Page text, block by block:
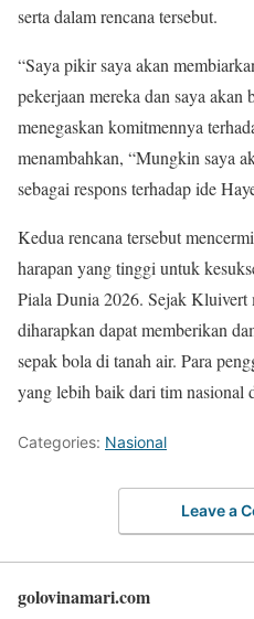
serta dalam rencana tersebut.
“Saya pikir saya akan
pekerjaan mereka dan saya
menegaskan komitmennya
menambahkan, “Mungkin saya
sebagai respons terhadap ide
Kedua rencana tersebut
harapan yang tinggi untuk
Piala Dunia 2026. Sejak Kluivert
diharapkan dapat memberikan
sepak bola di tanah air. Para
yang lebih baik dari tim nasional
Categories: Nasional
Leave a
golovinamari.com